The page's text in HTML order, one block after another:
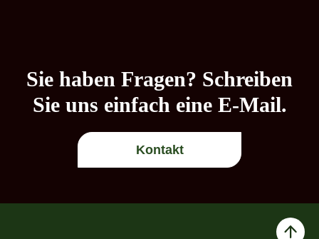
Sie haben Fragen? Schreiben
Sie uns einfach eine E-Mail.
Kontakt